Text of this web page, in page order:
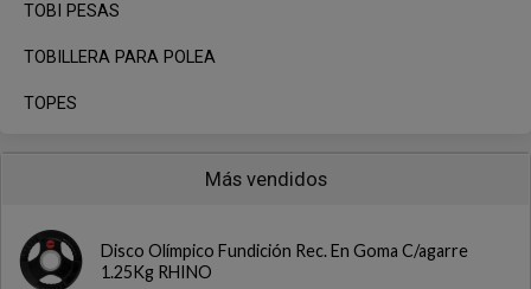
TOBI PESAS
TOBILLERA PARA POLEA
TOPES
Más vendidos
Disco Olímpico Fundición Rec. En Goma C/agarre
1.25Kg RHINO